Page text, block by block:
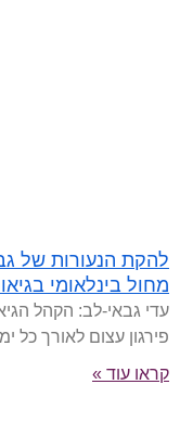
להקת הנעורות של
מחול בינלאומי
עדי גבאי-לב: הקהל
פירגון עצום לאורך כל
קראו עוד »